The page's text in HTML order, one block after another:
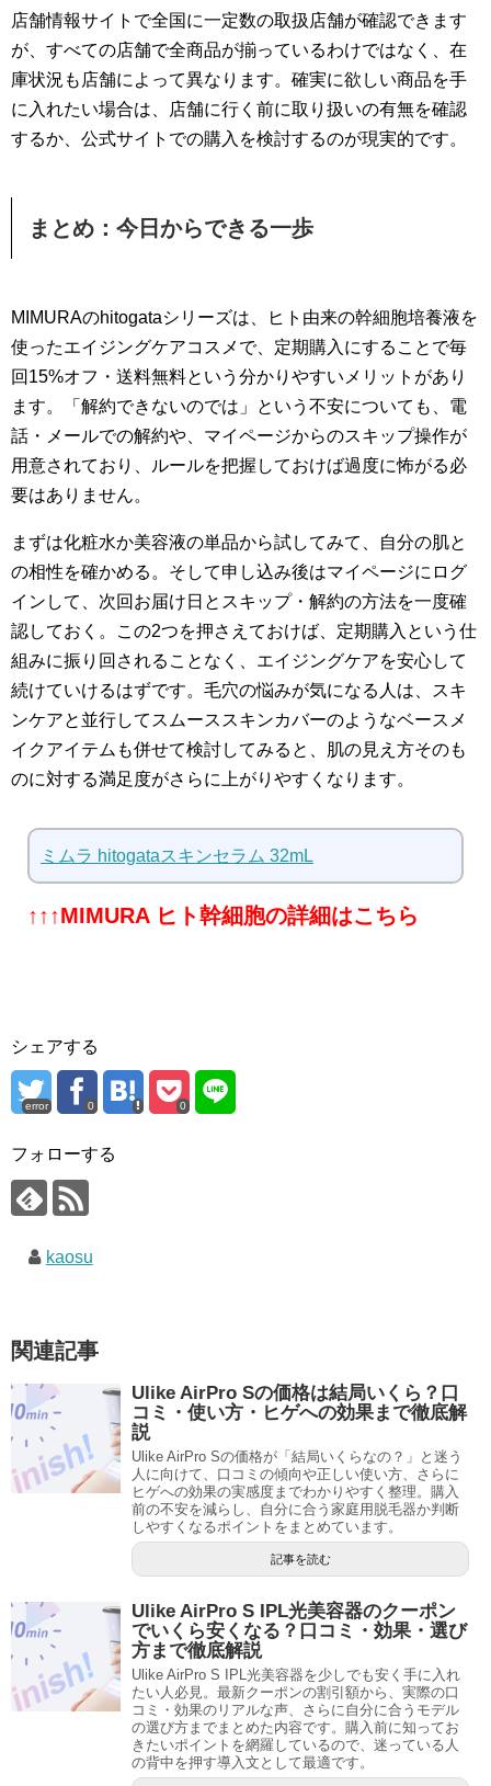
店舗情報サイトで全国に一定数の取扱店舗が確認できます
が、すべての店舗で全商品が揃っているわけではなく、在
庫状況も店舗によって異なります。確実に欲しい商品を手
に入れたい場合は、店舗に行く前に取り扱いの有無を確認
するか、公式サイトでの購入を検討するのが現実的です。
まとめ：今日からできる一歩
MIMURAのhitogataシリーズは、ヒト由来の幹細胞培養液を
使ったエイジングケアコスメで、定期購入にすることで毎
回15%オフ・送料無料という分かりやすいメリットがあり
ます。「解約できないのでは」という不安についても、電
話・メールでの解約や、マイページからのスキップ操作が
用意されており、ルールを把握しておけば過度に怖がる必
要はありません。
まずは化粧水か美容液の単品から試してみて、自分の肌と
の相性を確かめる。そして申し込み後はマイページにログ
インして、次回お届け日とスキップ・解約の方法を一度確
認しておく。この2つを押さえておけば、定期購入という仕
組みに振り回されることなく、エイジングケアを安心して
続けていけるはずです。毛穴の悩みが気になる人は、スキ
ンケアと並行してスムーススキンカバーのようなベースメ
イクアイテムも併せて検討してみると、肌の見え方そのも
のに対する満足度がさらに上がりやすくなります。
ミムラ hitogataスキンセラム 32mL
↑↑↑MIMURA ヒト幹細胞の詳細はこちら
シェアする
error 0 0
フォローする
kaosu
関連記事
Ulike AirPro Sの価格は結局いくら？口
コミ・使い方・ヒゲへの効果まで徹底解
説
Ulike AirPro Sの価格が「結局いくらなの？」と迷う
人に向けて、口コミの傾向や正しい使い方、さらに
ヒゲへの効果の実感度までわかりやすく整理。購入
前の不安を減らし、自分に合う家庭用脱毛器か判断
しやすくなるポイントをまとめています。
記事を読む
Ulike AirPro S IPL光美容器のクーポン
でいくら安くなる？口コミ・効果・選び
方まで徹底解説
Ulike AirPro S IPL光美容器を少しでも安く手に入れ
たい人必見。最新クーポンの割引額から、実際の口
コミ・効果のリアルな声、さらに自分に合うモデル
の選び方までまとめた内容です。購入前に知ってお
きたいポイントを網羅しているので、迷っている人
の背中を押す導入文として最適です。